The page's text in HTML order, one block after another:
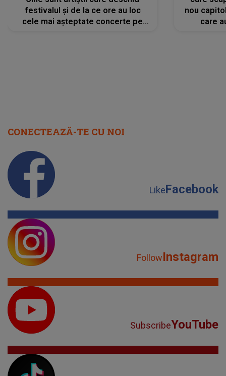
festivalul și de la ce ore au loc
cele mai așteptate concerte pe
nou
care
CONECTEAZĂ-TE CU NOI
LikeFacebook
FollowInstagram
SubscribeYouTube